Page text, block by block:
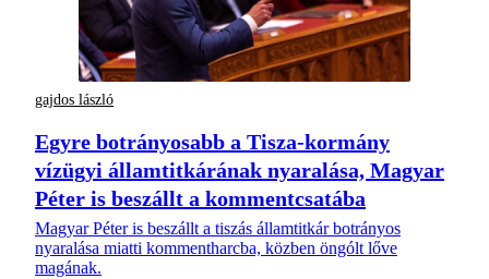
gajdos lászló
Egyre botrányosabb a Tisza-kormány
vízügyi államtitkárának nyaralása, Magyar
Péter is beszállt a kommentcsatába
Magyar Péter is beszállt a tiszás államtitkár botrányos
nyaralása miatti kommentharcba, közben öngólt lőve
magának.